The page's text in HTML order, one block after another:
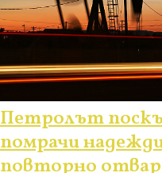
Петролът
помрачи
повторно